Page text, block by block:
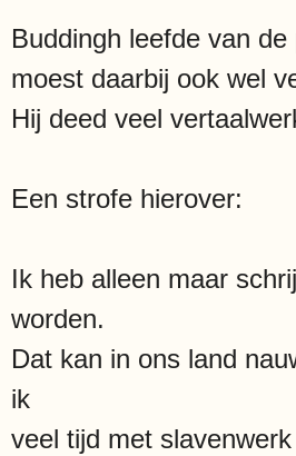
Buddingh leefde van
moest daarbij ook wel
Hij deed veel
Een strofe hierover:
Ik heb alleen maar
worden.
Dat kan in ons land
ik
veel tijd met